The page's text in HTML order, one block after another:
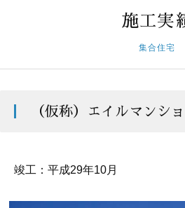
施工実
集合住宅
（仮称）エイルマンシ
竣工：平成29年10月